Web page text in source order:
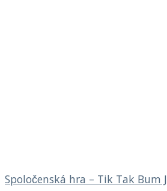
Spoločenská hra – Tik Tak Bum